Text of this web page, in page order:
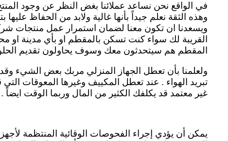
في الواقع نحن نساعد عملائنا بغض النظر عن وجود
وهذه الثقة نعلم جيداً بأنها غالية ولابد من الحفاظ
ويسعدنا ان تكون معنا لضمان استمرار عمل منتجات
القريبة لك سواء كنت تسكن بالمقطم او بأي مدينة او
المقطم هم سيتحدثون معك وسوف يحاولون تقديم
ولعلمنا بأن تعطل الجهاز المنزلي مربك بعض الشيء
تبريد الهواء . عند تعطل المكييف وغيرها المعوقات
غير معتمد قد يكلفك الكثير من المال وربما الوقت ايضاً .
يمكن أن يؤدي إجراء الفحوصات الوقائية المنتظمة